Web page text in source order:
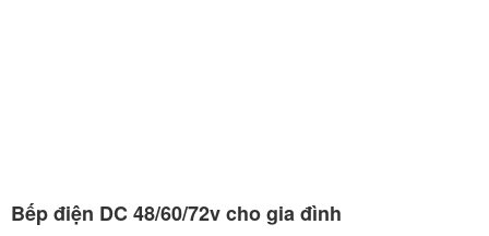
Bếp điện DC 48/60/72v cho gia đình